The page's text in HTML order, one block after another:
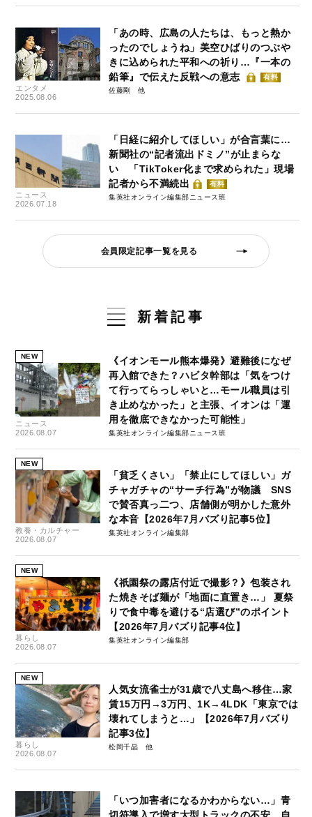
エンタメ
2025.08.06
「あの時、広島の人たちは、もっと熱か
ったのでしょうね」美空ひばりのつぶや
きに込められた平和への祈り…『一本の
鉛筆』で伝えた反戦への意志
有料
佐藤剛
ニュース
2026.07.18
「日経に紹介してほしい」が合言葉に…
新聞社の“記者流出ドミノ”が止まらな
い 「TikToker化まで求められた」現場
記者から不満続出
有料
集英社オンライン編集部ニュース班
会員限定記事一覧を見る
新着記事
NEW
ニュース
2026.08.07
《イオンモール熊本爆発》避難後になぜ
再入館できた？ハビタ幹部は「気をつけ
て行ってらっしゃいと…モール職員は引
き止めなかった」と主張、イオンは「運
用を徹底できなかった可能性」
集英社オンライン編集部ニュース班
NEW
教養・カルチャー
2026.08.07
「貧乏くさい」「禁止にしてほしい」ガ
チャガチャの“サーチ行為”が物議 SNS
で賛否真っ二つ、店舗側が明かした意外
な本音【2026年7月バズり記事5位】
集英社オンライン編集部
NEW
暮らし
2026.08.07
《祇園祭の露店付近で撮影？》包装され
た焼きそば麺が「地面に直置き…」 夏祭
りで食中毒を避ける“店選び”のポイント
【2026年7月バズり記事4位】
集英社オンライン編集部
NEW
暮らし
2026.08.07
人気女流雀士が31歳で八丈島へ移住…家
賃15万円→3万円、1K→4LDK「東京では
壊れてしまうと…」【2026年7月バズり
記事3位】
松岡千晶
「いつ加害者になるかわからない…」青
切符導入で増す大型トラックの不安、自